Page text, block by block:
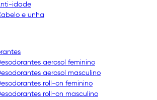
idade
e unha
aerosol feminino
aerosol masculino
roll-on feminino
roll-on masculino